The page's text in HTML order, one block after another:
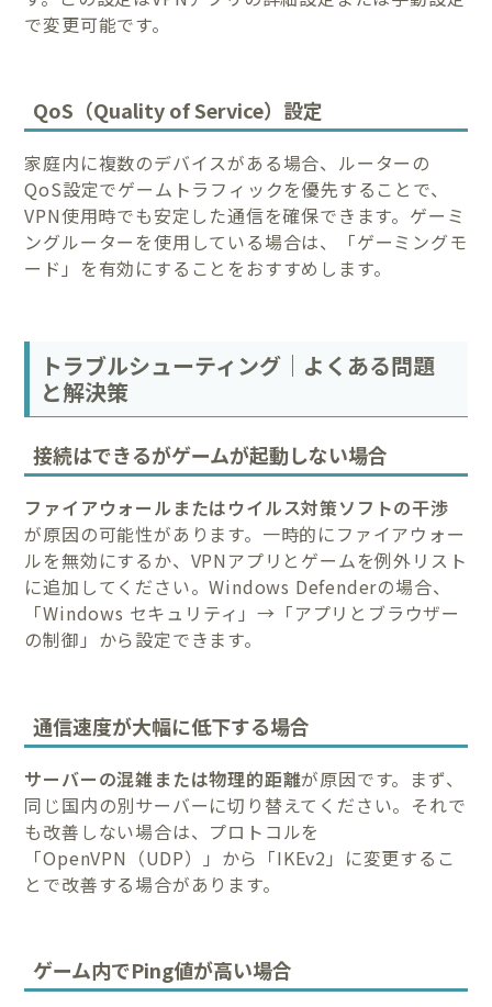
で変更可能です。
QoS（Quality of Service）設定
家庭内に複数のデバイスがある場合、ルーターの
QoS設定でゲームトラフィックを優先することで、
VPN使用時でも安定した通信を確保できます。ゲーミ
ングルーターを使用している場合は、「ゲーミングモ
ード」を有効にすることをおすすめします。
トラブルシューティング｜よくある問題
と解決策
接続はできるがゲームが起動しない場合
ファイアウォールまたはウイルス対策ソフトの干渉
が原因の可能性があります。一時的にファイアウォー
ルを無効にするか、VPNアプリとゲームを例外リスト
に追加してください。Windows Defenderの場合、
「Windows セキュリティ」→「アプリとブラウザー
の制御」から設定できます。
通信速度が大幅に低下する場合
サーバーの混雑または物理的距離が原因です。まず、
同じ国内の別サーバーに切り替えてください。それで
も改善しない場合は、プロトコルを
「OpenVPN（UDP）」から「IKEv2」に変更するこ
とで改善する場合があります。
ゲーム内でPing値が高い場合